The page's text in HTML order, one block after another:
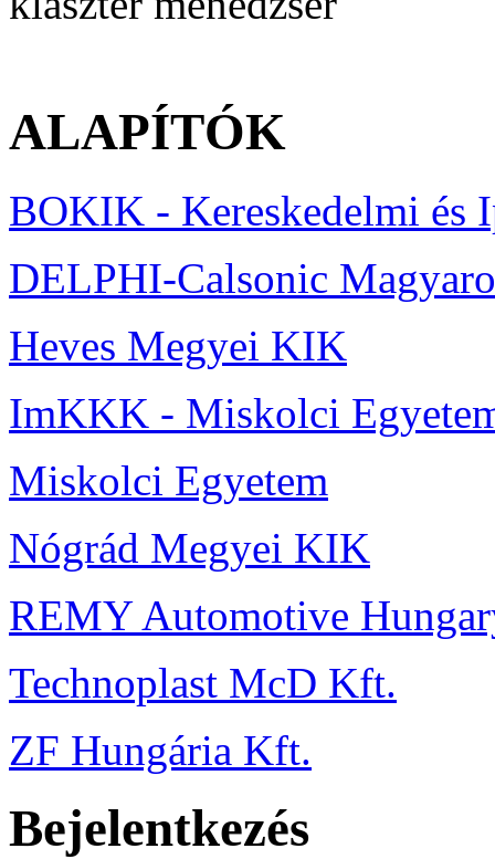
ALAPÍTÓK
BOKIK - Kereskedelmi és
DELPHI-Calsonic
Heves Megyei KIK
ImKKK - Miskolci
Miskolci Egyetem
Nógrád Megyei KIK
REMY Automotive
Technoplast McD Kft.
ZF Hungária Kft.
Bejelentkezés